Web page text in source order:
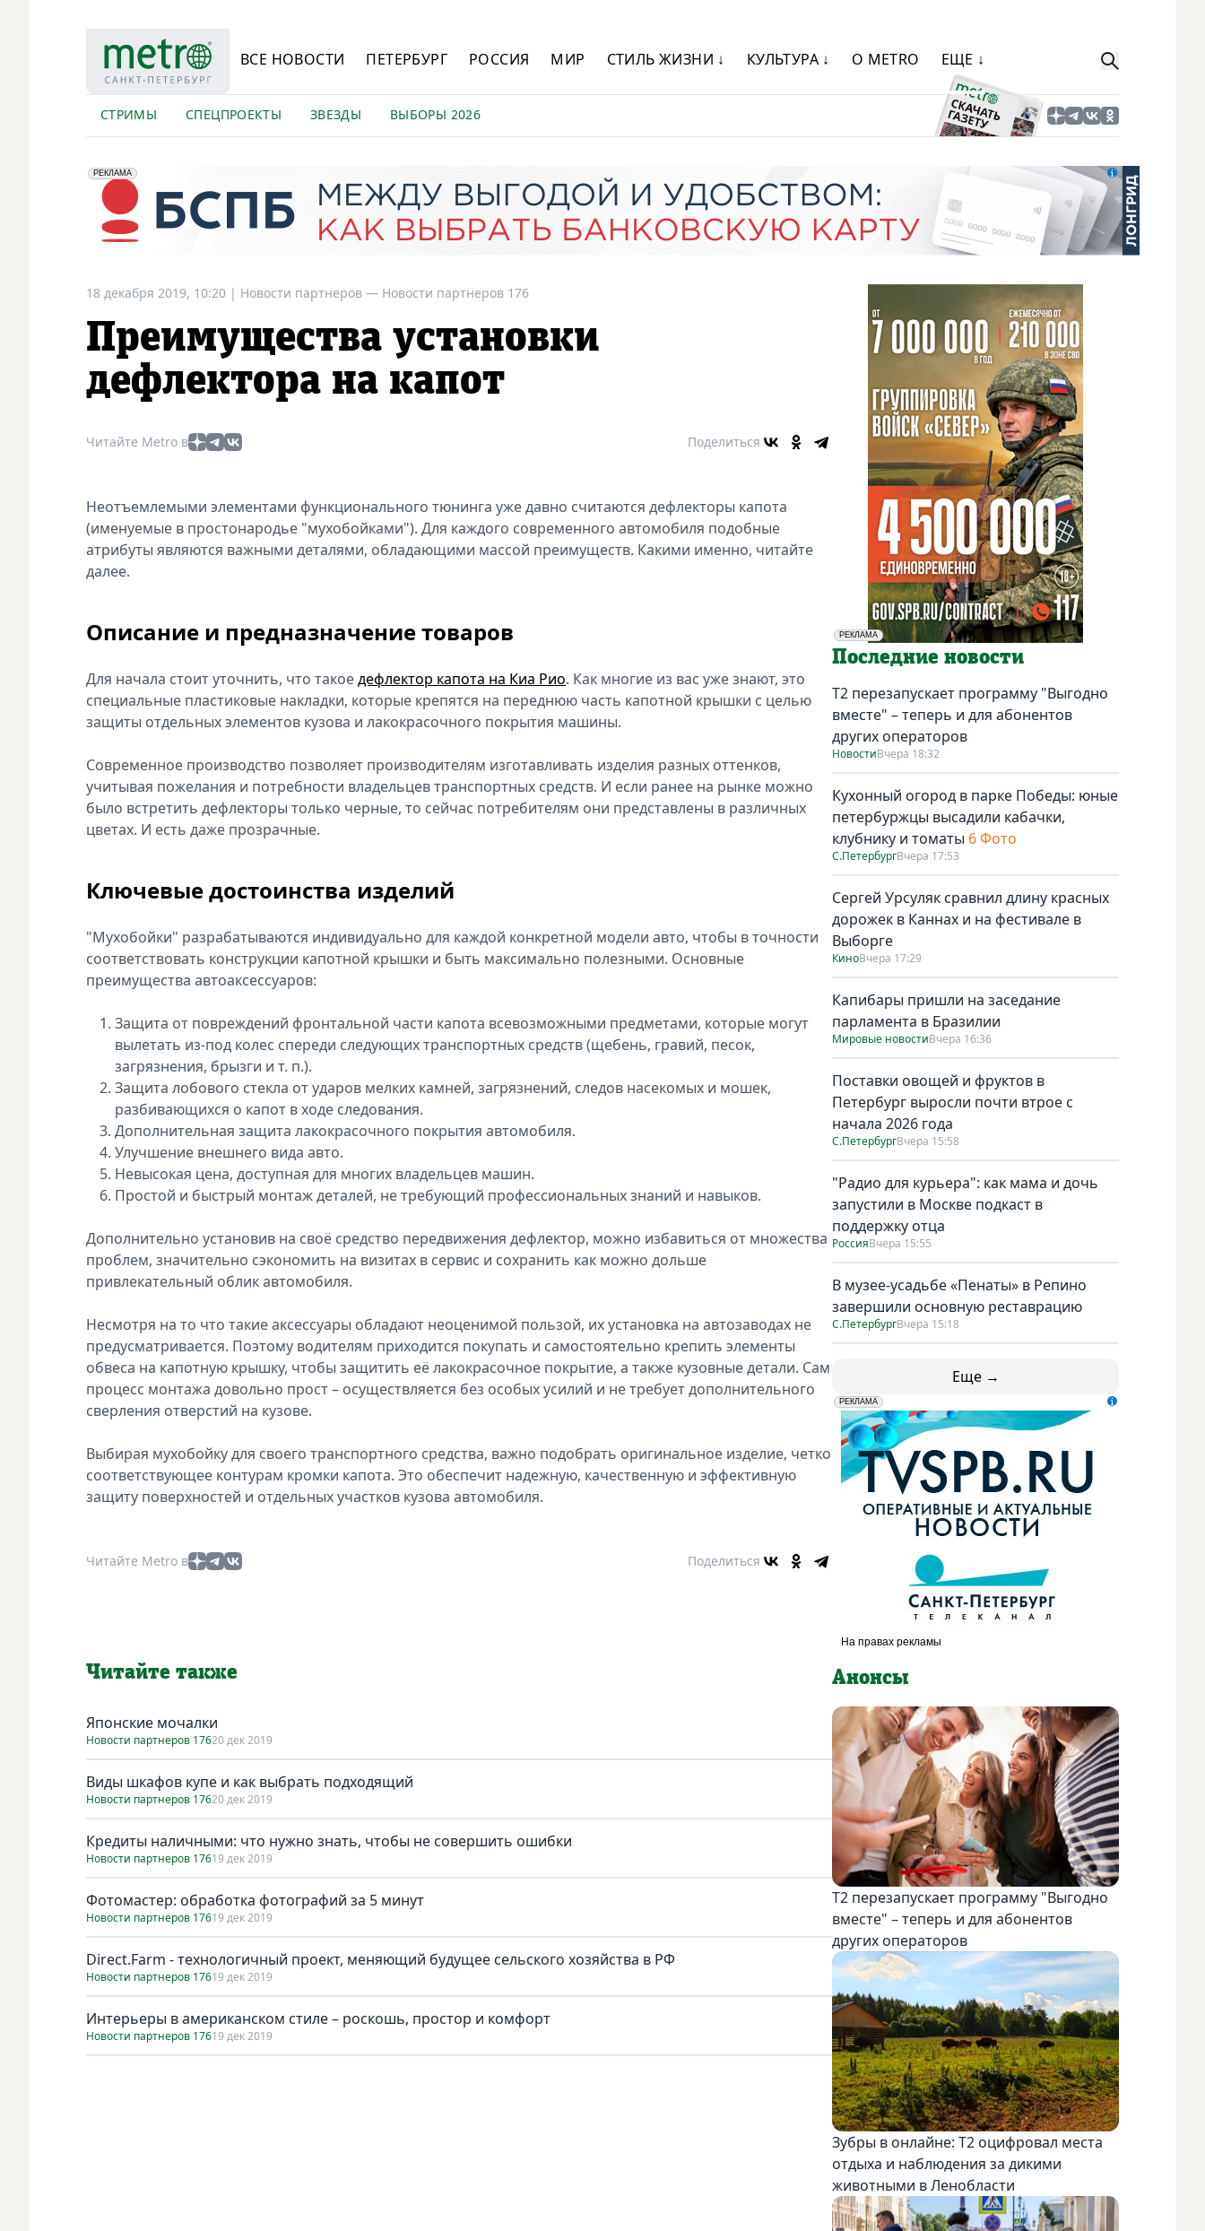
ВСЕ НОВОСТИ ПЕТЕРБУРГ РОССИЯ МИР СТИЛЬ ЖИЗНИ ↓ КУЛЬТУРА ↓ О METRO ЕЩЕ ↓
СТРИМЫ СПЕЦПРОЕКТЫ ЗВЕЗДЫ ВЫБОРЫ 2026
erid: 2VfnxyFybV5
РЕКЛАМА
ПАО "Банк "Санкт-Петербург", ИНН: 7831000027
18 декабря 2019, 10:20 | Новости партнеров — Новости партнеров 176
Преимущества установки
дефлектора на капот
Читайте Metro в Поделиться
Неотъемлемыми элементами функционального тюнинга уже давно считаются дефлекторы капота
(именуемые в простонародье "мухобойками"). Для каждого современного автомобиля подобные
атрибуты являются важными деталями, обладающими массой преимуществ. Какими именно, читайте
далее.
Описание и предназначение товаров
Для начала стоит уточнить, что такоедефлектор капота на Киа Рио. Как многие из вас уже знают, это
специальные пластиковые накладки, которые крепятся на переднюю часть капотной крышки с целью
защиты отдельных элементов кузова и лакокрасочного покрытия машины.
Современное производство позволяет производителям изготавливать изделия разных оттенков,
учитывая пожелания и потребности владельцев транспортных средств. И если ранее на рынке можно
было встретить дефлекторы только черные, то сейчас потребителям они представлены в различных
цветах. И есть даже прозрачные.
Ключевые достоинства изделий
"Мухобойки" разрабатываются индивидуально для каждой конкретной модели авто, чтобы в точности
соответствовать конструкции капотной крышки и быть максимально полезными. Основные
преимущества автоаксессуаров:
Защита от повреждений фронтальной части капота всевозможными предметами, которые могут
вылетать из-под колес спереди следующих транспортных средств (щебень, гравий, песок,
загрязнения, брызги и т. п.).
Защита лобового стекла от ударов мелких камней, загрязнений, следов насекомых и мошек,
разбивающихся о капот в ходе следования.
Дополнительная защита лакокрасочного покрытия автомобиля.
Улучшение внешнего вида авто.
Невысокая цена, доступная для многих владельцев машин.
Простой и быстрый монтаж деталей, не требующий профессиональных знаний и навыков.
Дополнительно установив на своё средство передвижения дефлектор, можно избавиться от множества
проблем, значительно сэкономить на визитах в сервис и сохранить как можно дольше
привлекательный облик автомобиля.
Несмотря на то что такие аксессуары обладают неоценимой пользой, их установка на автозаводах не
предусматривается. Поэтому водителям приходится покупать и самостоятельно крепить элементы
обвеса на капотную крышку, чтобы защитить её лакокрасочное покрытие, а также кузовные детали. Сам
процесс монтажа довольно прост – осуществляется без особых усилий и не требует дополнительного
сверления отверстий на кузове.
Выбирая мухобойку для своего транспортного средства, важно подобрать оригинальное изделие, четко
соответствующее контурам кромки капота. Это обеспечит надежную, качественную и эффективную
защиту поверхностей и отдельных участков кузова автомобиля.
Читайте Metro в Поделиться
Читайте также
Японские мочалки
Новости партнеров 17620 дек 2019
Виды шкафов купе и как выбрать подходящий
Новости партнеров 17620 дек 2019
Кредиты наличными: что нужно знать, чтобы не совершить ошибки
Новости партнеров 17619 дек 2019
Фотомастер: обработка фотографий за 5 минут
Новости партнеров 17619 дек 2019
Direct.Farm - технологичный проект, меняющий будущее сельского хозяйства в РФ
Новости партнеров 17619 дек 2019
Интерьеры в американском стиле – роскошь, простор и комфорт
Новости партнеров 17619 дек 2019
РЕКЛАМА
Социальная реклама
Последние новости
Т2 перезапускает программу "Выгодно
вместе" – теперь и для абонентов
других операторов
НовостиВчера 18:32
Кухонный огород в парке Победы: юные
петербуржцы высадили кабачки,
клубнику и томаты 6 Фото
С.ПетербургВчера 17:53
Сергей Урсуляк сравнил длину красных
дорожек в Каннах и на фестивале в
Выборге
КиноВчера 17:29
Капибары пришли на заседание
парламента в Бразилии
Мировые новостиВчера 16:36
Поставки овощей и фруктов в
Петербург выросли почти втрое с
начала 2026 года
С.ПетербургВчера 15:58
"Радио для курьера": как мама и дочь
запустили в Москве подкаст в
поддержку отца
РоссияВчера 15:55
В музее-усадьбе «Пенаты» в Репино
завершили основную реставрацию
С.ПетербургВчера 15:18
Еще →
erid: LdtCK5udn
РЕКЛАМА
АО "ГАТР", ИНН: 7841320717
Анонсы
Т2 перезапускает программу "Выгодно
вместе" – теперь и для абонентов
других операторов
Зубры в онлайне: Т2 оцифровал места
отдыха и наблюдения за дикими
животными в Ленобласти